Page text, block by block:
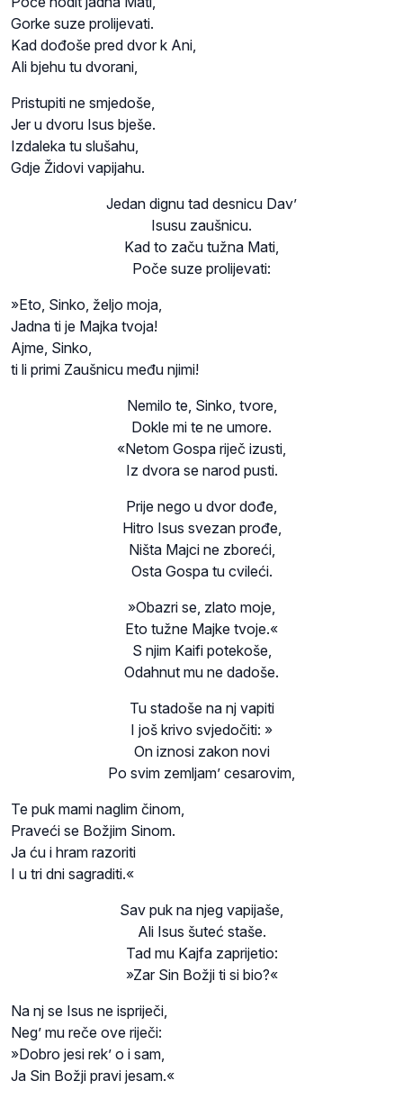
Gorke suze prolijevati.
Kad dođoše pred dvor k Ani,
Ali bjehu tu dvorani,
Pristupiti ne smjedoše,
Jer u dvoru Isus bješe.
Izdaleka tu slušahu,
Gdje Židovi vapijahu.
Jedan dignu tad desnicu Dav’
Isusu zaušnicu.
Kad to začu tužna Mati,
Poče suze prolijevati:
»Eto, Sinko, željo moja,
Jadna ti je Majka tvoja!
Ajme, Sinko,
ti li primi Zaušnicu među njimi!
Nemilo te, Sinko, tvore,
Dokle mi te ne umore.
«Netom Gospa riječ izusti,
Iz dvora se narod pusti.
Prije nego u dvor dođe,
Hitro Isus svezan prođe,
Ništa Majci ne zboreći,
Osta Gospa tu cvileći.
»Obazri se, zlato moje,
Eto tužne Majke tvoje.«
S njim Kaifi potekoše,
Odahnut mu ne dadoše.
Tu stadoše na nj vapiti
I još krivo svjedočiti: »
On iznosi zakon novi
Po svim zemljam’ cesarovim,
Te puk mami naglim činom,
Praveći se Božjim Sinom.
Ja ću i hram razoriti
I u tri dni sagraditi.«
Sav puk na njeg vapijaše,
Ali Isus šuteć staše.
Tad mu Kajfa zaprijetio:
»Zar Sin Božji ti si bio?«
Na nj se Isus ne ispriječi,
Neg’ mu reče ove riječi:
»Dobro jesi rek’ o i sam,
Ja Sin Božji pravi jesam.«